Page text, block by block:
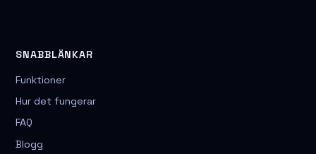
SNABBLÄNKAR
Funktioner
Hur det fungerar
FAQ
Blogg